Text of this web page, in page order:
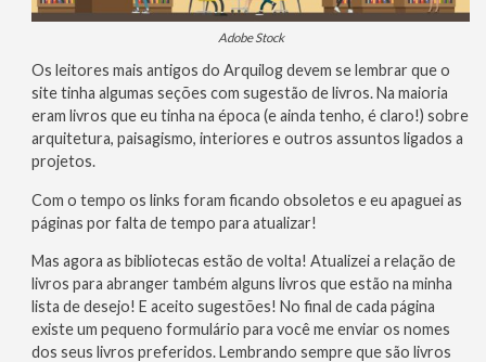
Adobe Stock
Os leitores mais antigos do Arquilog devem se lembrar que o
site tinha algumas seções com sugestão de livros. Na maioria
eram livros que eu tinha na época (e ainda tenho, é claro!) sobre
arquitetura, paisagismo, interiores e outros assuntos ligados a
projetos.
Com o tempo os links foram ficando obsoletos e eu apaguei as
páginas por falta de tempo para atualizar!
Mas agora as bibliotecas estão de volta! Atualizei a relação de
livros para abranger também alguns livros que estão na minha
lista de desejo! E aceito sugestões! No final de cada página
existe um pequeno formulário para você me enviar os nomes
dos seus livros preferidos. Lembrando sempre que são livros